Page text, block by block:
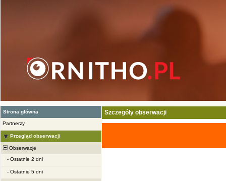
Strona główna
Partnerzy
Przegląd obserwacji
Obserwacje
- Ostatnie 2 dni
- Ostatnie 5 dni
Szczegóły obserwacji